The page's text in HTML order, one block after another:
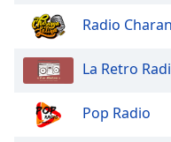
Radio
La Retro
Pop Radio